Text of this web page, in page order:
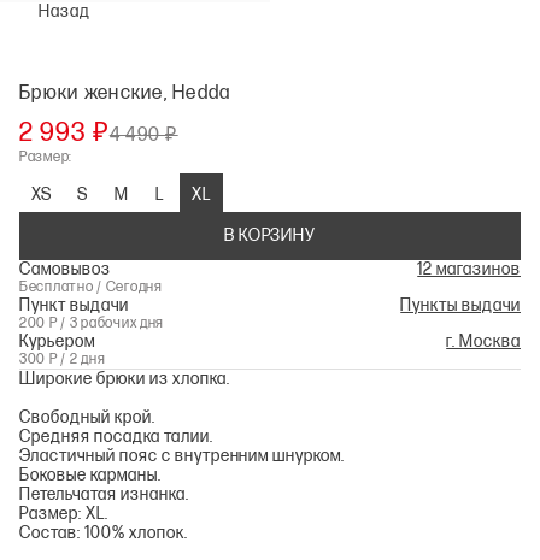
Назад
Брюки женские, Hedda
2 993 ₽4 490 ₽
Размер:
XS S M L
XL
В КОРЗИНУ
Самовывоз
12 магазинов
Бесплатно / Сегодня
Пункт выдачи Пункты выдачи
200 Р / 3 рабочих дня
Курьером г. Москва
300 Р / 2 дня
Широкие брюки из хлопка.
Свободный крой.
Средняя посадка талии.
Эластичный пояс с внутренним шнурком.
Боковые карманы.
Петельчатая изнанка.
Размер: XL.
Состав: 100% хлопок.